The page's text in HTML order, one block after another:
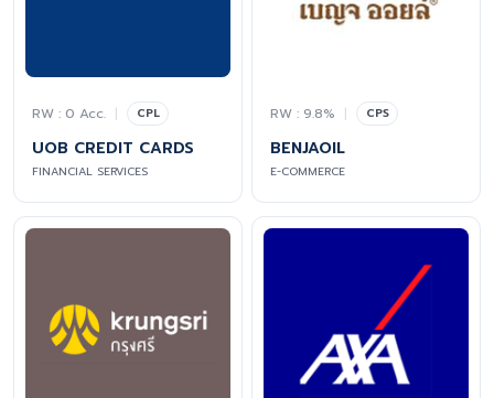
RW : 0 Acc. | CPL
UOB CREDIT CARDS
FINANCIAL SERVICES
RW : 9.8% | CPS
BENJAOIL
E-COMMERCE